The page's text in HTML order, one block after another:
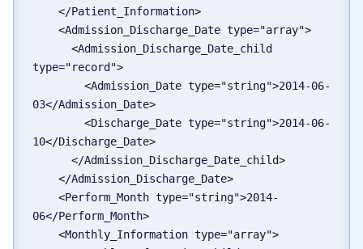
    </Patient_Information>
    <Admission_Discharge_Date type="array">
type="record">
03</Admission_Date>
10</Discharge_Date>
      </Admission_Discharge_Date_child>
    </Admission_Discharge_Date>
06</Perform_Month>
    <Monthly_Information type="array">